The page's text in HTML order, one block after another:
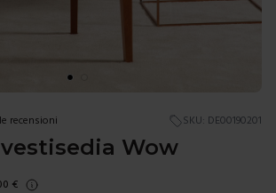
recensioni SKU: DE00190201
Wow
€